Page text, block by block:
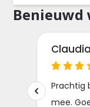
Benieuwd